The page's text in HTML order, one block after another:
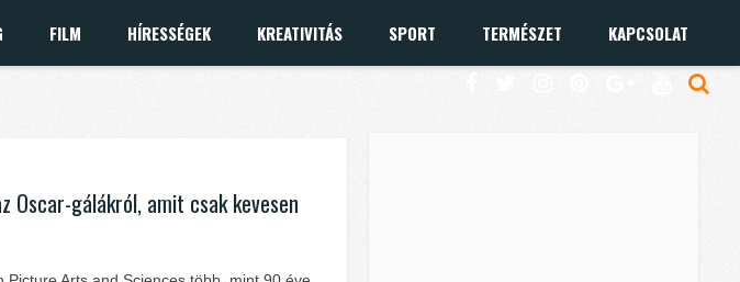
FILM HÍRESSÉGEK KREATIVITÁS SPORT TERMÉSZET KAPCSOLAT
Oscar-gálákról, amit csak kevesen